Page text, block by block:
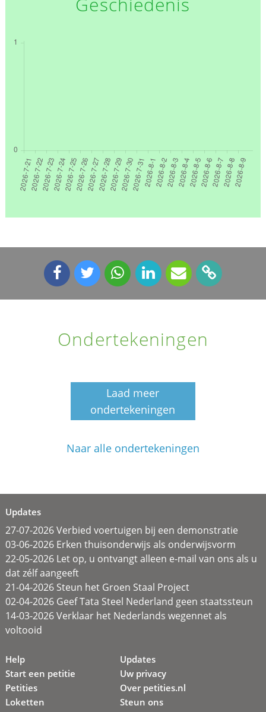
Ondertekeningen
Laad meer
ondertekeningen
Naar alle ondertekeningen
Updates
27-07-2026 Verbied voertuigen bij een demonstratie
03-06-2026 Erken thuisonderwijs als onderwijsvorm
22-05-2026 Let op, u ontvangt alleen e-mail van ons als u
dat zélf aangeeft
21-04-2026 Steun het Groen Staal Project
02-04-2026 Geef Tata Steel Nederland geen staatssteun
14-03-2026 Verklaar het Nederlands wegennet als
voltooid
Help
Start een petitie
Petities
Loketten
Updates
Uw privacy
Over petities.nl
Steun ons